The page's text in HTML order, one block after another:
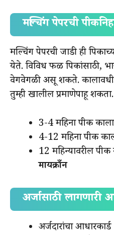
मल्चिंग पेपरची
मल्चिंग पेपरची जाडी ही
येते. विविध फळ पिकांसाठी,
वेगवेगळी असू शकते.
तुम्ही खालील प्रमाणेपाहू शकता.
3-4 महिना पीक
4-12 महिना पीक
12 महिन्यावरील
मायक्राँन
अर्जासाठी लागणारी
अर्जदारांचा आधारकार्ड